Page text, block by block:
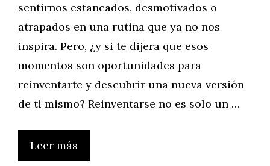
sentirnos estancados, desmotivados o
atrapados en una rutina que ya no nos
inspira. Pero, ¿y si te dijera que esos
momentos son oportunidades para
reinventarte y descubrir una nueva versión
de ti mismo? Reinventarse no es solo un …
Leer más